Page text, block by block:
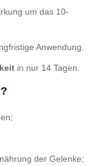
um das 10-
Anwendung.
in nur 14 Tagen.
?
der Gelenke;